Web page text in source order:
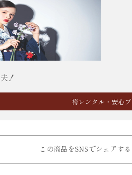
！
袴レンタル・安心
この商品をSNSでシェアする